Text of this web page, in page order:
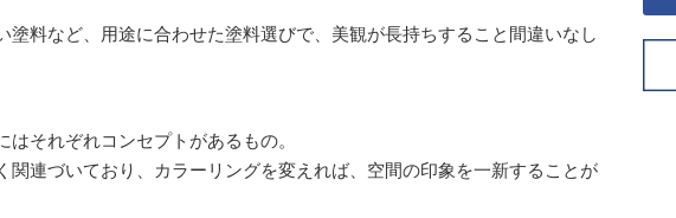
料など、用途に合わせた塗料選びで、美観が長持ちすること間違いなし
それぞれコンセプトがあるもの。
連づいており、カラーリングを変えれば、空間の印象を一新することが